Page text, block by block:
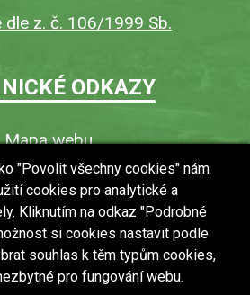
dle z. č. 106/1999 Sb.
ODKAZY
Mapa webu
O webu
informace
údajů (GDPR)
Vyhledávání
RSS
"Povolit všechny cookies" nám
cookies pro analytické a
Kliknutím na odkaz "Podrobné
si cookies nastavit podle
souhlas k těm typům cookies,
pro fungování webu.